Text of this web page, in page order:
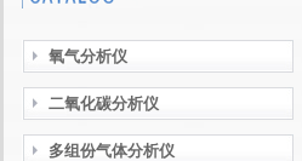
氧气分析仪
二氧化碳分析仪
多组份气体分析仪